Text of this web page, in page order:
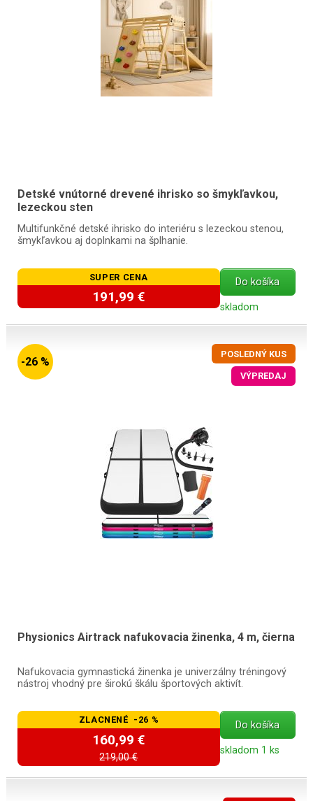
Detské vnútorné drevené ihrisko so šmykľavkou,
lezeckou sten
Multifunkčné detské ihrisko do interiéru s lezeckou stenou,
šmykľavkou aj doplnkami na šplhanie.
SUPER CENA
191,99 €
Do košíka
skladom
-26 %
POSLEDNÝ KUS
VÝPREDAJ
Physionics Airtrack nafukovacia žinenka, 4 m, čierna
Nafukovacia gymnastická žinenka je univerzálny tréningový
nástroj vhodný pre širokú škálu športových aktivít.
ZLACNENÉ -26 %
160,99 €
219,00 €
Do košíka
skladom 1 ks